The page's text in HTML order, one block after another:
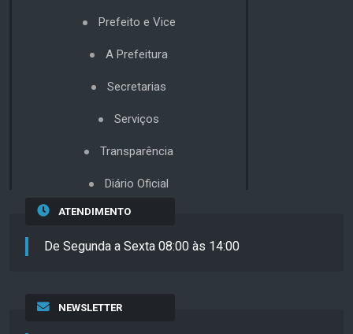
Prefeito e Vice
A Prefeitura
Secretarias
Serviços
Transparência
Diário Oficial
ATENDIMENTO
De Segunda a Sexta 08:00 às 14:00
NEWSLETTER